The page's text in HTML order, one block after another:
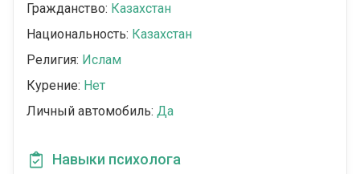
Гражданство: Казахстан
Национальность: Казахстан
Религия: Ислам
Курение: Нет
Личный автомобиль: Да
Навыки психолога